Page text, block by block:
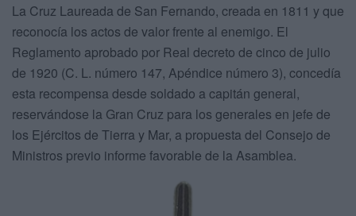
La Cruz Laureada de San Fernando, creada en 1811 y que
reconocía los actos de valor frente al enemigo. El
Reglamento aprobado por Real decreto de cinco de julio
de 1920 (C. L. número 147, Apéndice número 3), concedía
esta recompensa desde soldado a capitán general,
reservándose la Gran Cruz para los generales en jefe de
los Ejércitos de Tierra y Mar, a propuesta del Consejo de
Ministros previo informe favorable de la Asamblea.